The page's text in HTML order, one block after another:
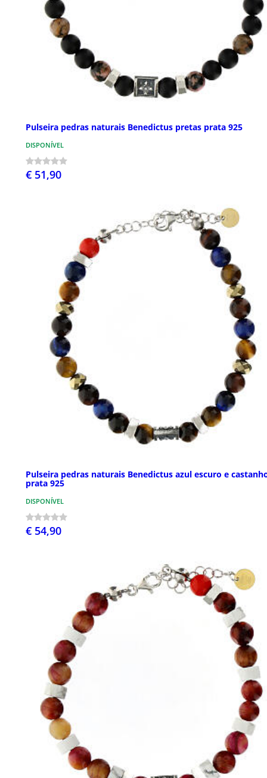
Pulseira pedras naturais Benedictus pretas prata 925
DISPONÍVEL
€ 51,90
Pulseira pedras naturais Benedictus azul escuro e
prata 925
DISPONÍVEL
€ 54,90